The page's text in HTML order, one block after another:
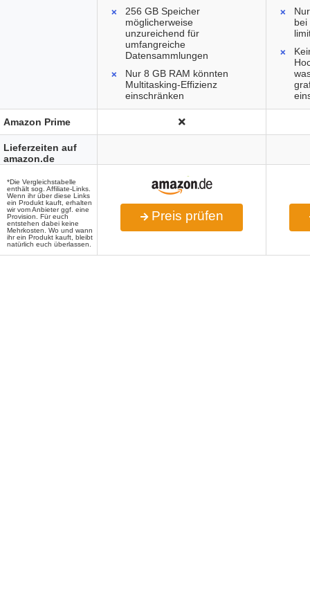
256 GB Speicher
möglicherweise
unzureichend für
umfangreiche
Datensammlungen
Nur 8 GB RAM könnten
Multitasking-Effizienz
einschränken
bei
Preis prüfen
Amazon Prime
Lieferzeiten auf
amazon.de
*Die Vergleichstabelle
enthält sog. Affiliate-Links.
Wenn ihr über diese Links
ein Produkt kauft, erhalten
wir vom Anbieter ggf. eine
Provision. Für euch
entstehen dabei keine
Mehrkosten. Wo und wann
ihr ein Produkt kauft, bleibt
natürlich euch überlassen.